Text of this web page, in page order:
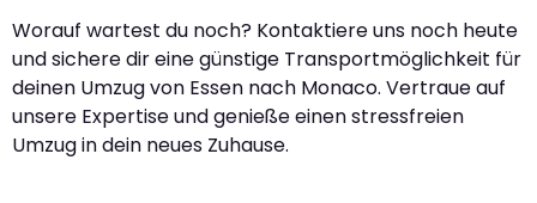
Worauf wartest du noch? Kontaktiere uns noch heute
und sichere dir eine günstige Transportmöglichkeit für
deinen Umzug von Essen nach Monaco. Vertraue auf
unsere Expertise und genieße einen stressfreien
Umzug in dein neues Zuhause.